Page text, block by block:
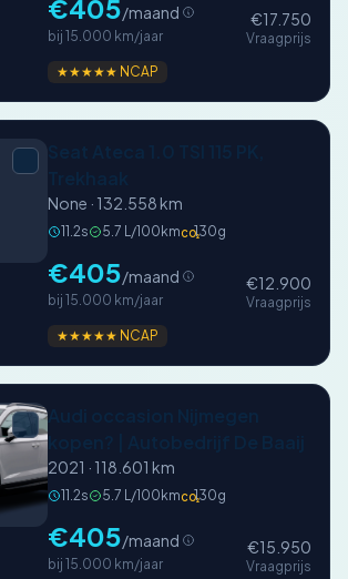
€405/maand
bij 15.000 km/jaar
€17.750
Vraagprijs
★★★★★ NCAP
None · 132.558 km
11.2s 5.7 L/100kmCO₂130g
€405/maand
bij 15.000 km/jaar
€12.900
Vraagprijs
★★★★★ NCAP
2021 · 118.601 km
11.2s 5.7 L/100kmCO₂130g
€405/maand
bij 15.000 km/jaar
€15.950
Vraagprijs